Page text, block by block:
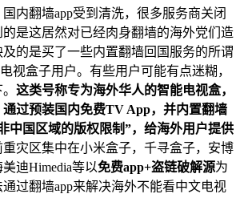
内翻墙app受到清洗，很多服务商关闭
是这居然对已经肉身翻墙的海外党们造
的是买了一些内置翻墙回国服务的所谓
视盒子用户。有些用户可能有点迷糊，
这类号称专为海外华人的智能电视盒，
通过预装国内免费TV App，并内置翻墙
中国区域的版权限制”，给海外用户提供
重灾区集中在小米盒子，千寻盒子，安博
迪Himedia等以免费app+盗链破解源为
过翻墙app来解决海外不能看中文电视